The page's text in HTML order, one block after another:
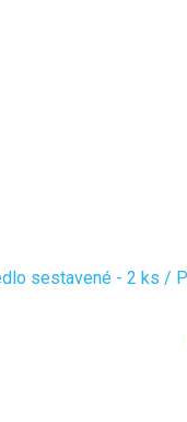
sestavené - 2 ks /